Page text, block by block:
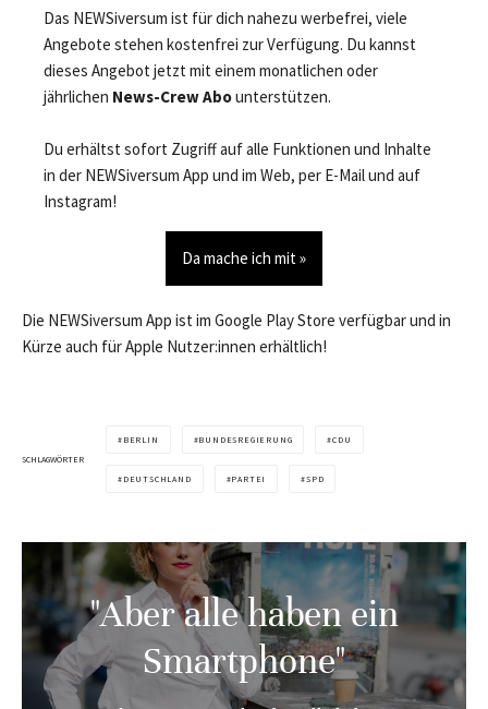
Das NEWSiversum ist für dich nahezu werbefrei, viele
Angebote stehen kostenfrei zur Verfügung. Du kannst
dieses Angebot jetzt mit einem monatlichen oder
jährlichen News-Crew Abounterstützen.
Du erhältst sofort Zugriff auf alle Funktionen und Inhalte
in der NEWSiversum App und im Web, per E-Mail und auf
Instagram!
Da mache ich mit »
Die NEWSiversum App ist im Google Play Store verfügbar und in
Kürze auch für Apple Nutzer:innen erhältlich!
SCHLAGWÖRTER
BERLIN BUNDESREGIERUNG CDU
DEUTSCHLAND PARTEI SPD
"Aber alle haben ein
Smartphone"